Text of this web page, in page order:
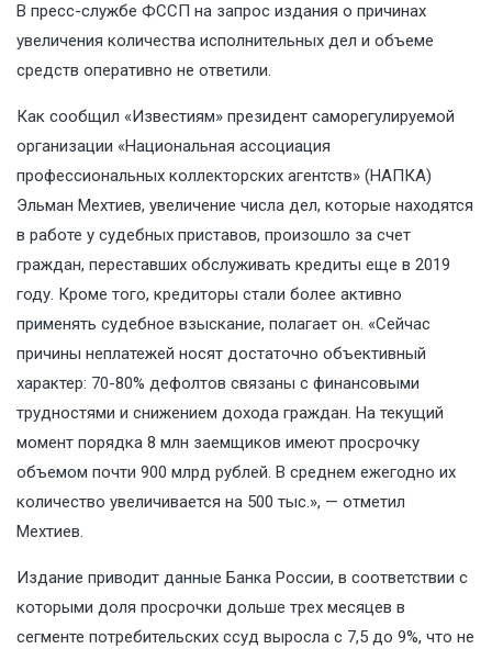
В пресс-службе ФССП на запрос издания о причинах
увеличения количества исполнительных дел и объеме
средств оперативно не ответили.
Как сообщил «Известиям» президент саморегулируемой
организации «Национальная ассоциация
профессиональных коллекторских агентств» (НАПКА)
Эльман Мехтиев, увеличение числа дел, которые находятся
в работе у судебных приставов, произошло за счет
граждан, переставших обслуживать кредиты еще в 2019
году. Кроме того, кредиторы стали более активно
применять судебное взыскание, полагает он. «Сейчас
причины неплатежей носят достаточно объективный
характер: 70-80% дефолтов связаны с финансовыми
трудностями и снижением дохода граждан. На текущий
момент порядка 8 млн заемщиков имеют просрочку
объемом почти 900 млрд рублей. В среднем ежегодно их
количество увеличивается на 500 тыс.», — отметил
Мехтиев.
Издание приводит данные Банка России, в соответствии с
которыми доля просрочки дольше трех месяцев в
сегменте потребительских ссуд выросла с 7,5 до 9%, что не